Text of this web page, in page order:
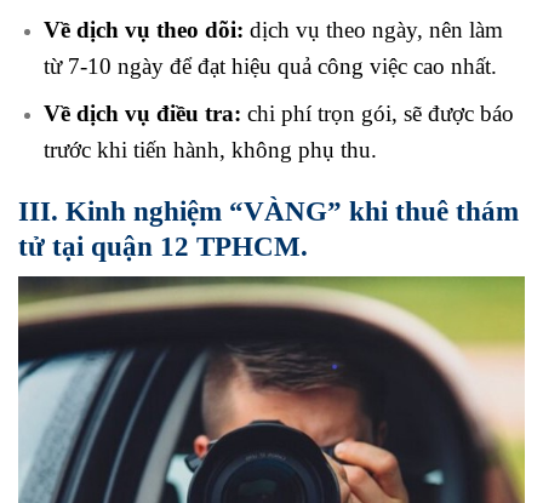
Về dịch vụ theo dõi: dịch vụ theo ngày, nên làm
từ 7-10 ngày để đạt hiệu quả công việc cao nhất.
Về dịch vụ điều tra: chi phí trọn gói, sẽ được báo
trước khi tiến hành, không phụ thu.
III. Kinh nghiệm “VÀNG” khi thuê thám
tử tại quận 12 TPHCM.